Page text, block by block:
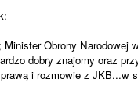
Obrony Narodowej
dobry znajomy oraz
i rozmowie z JKB...w